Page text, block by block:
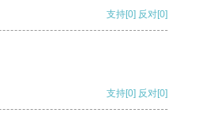
支持[0] 反对[0]
支持[0] 反对[0]